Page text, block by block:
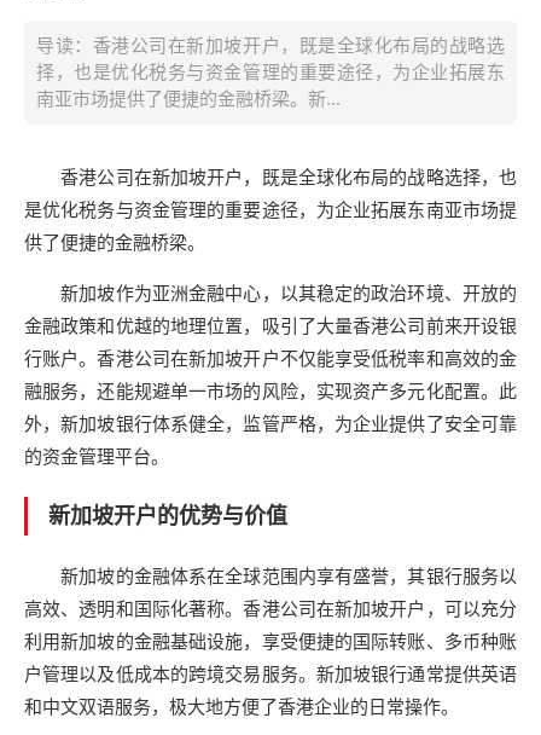
导读：香港公司在新加坡开户，既是全球化布局的战略选
择，也是优化税务与资金管理的重要途径，为企业拓展东
南亚市场提供了便捷的金融桥梁。新...
香港公司在新加坡开户，既是全球化布局的战略选择，也
是优化税务与资金管理的重要途径，为企业拓展东南亚市场提
供了便捷的金融桥梁。
新加坡作为亚洲金融中心，以其稳定的政治环境、开放的
金融政策和优越的地理位置，吸引了大量香港公司前来开设银
行账户。香港公司在新加坡开户不仅能享受低税率和高效的金
融服务，还能规避单一市场的风险，实现资产多元化配置。此
外，新加坡银行体系健全，监管严格，为企业提供了安全可靠
的资金管理平台。
新加坡开户的优势与价值
新加坡的金融体系在全球范围内享有盛誉，其银行服务以
高效、透明和国际化著称。香港公司在新加坡开户，可以充分
利用新加坡的金融基础设施，享受便捷的国际转账、多币种账
户管理以及低成本的跨境交易服务。新加坡银行通常提供英语
和中文双语服务，极大地方便了香港企业的日常操作。